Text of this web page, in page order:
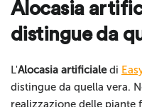
Alocasia
distingue da
L'Alocasia artificialedi
distingue da quella vera.
realizzazione delle piante